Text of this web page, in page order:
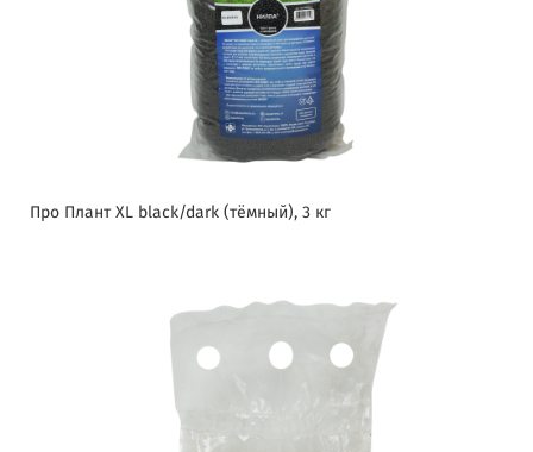
Про Плант XL black/dark (тёмный), 3 кг